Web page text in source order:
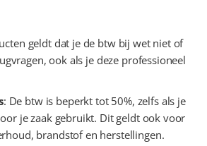
geldt dat je de btw bij wet niet of
ook als je deze professioneel
: De btw is beperkt tot 50%, zelfs als je
je zaak gebruikt. Dit geldt ook voor
brandstof en herstellingen.